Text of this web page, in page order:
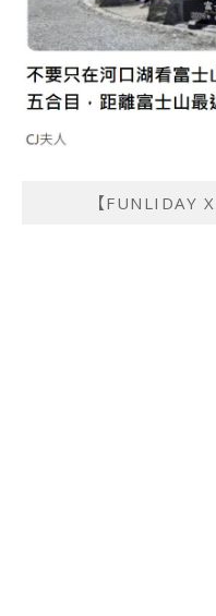
【FUNLIDAY